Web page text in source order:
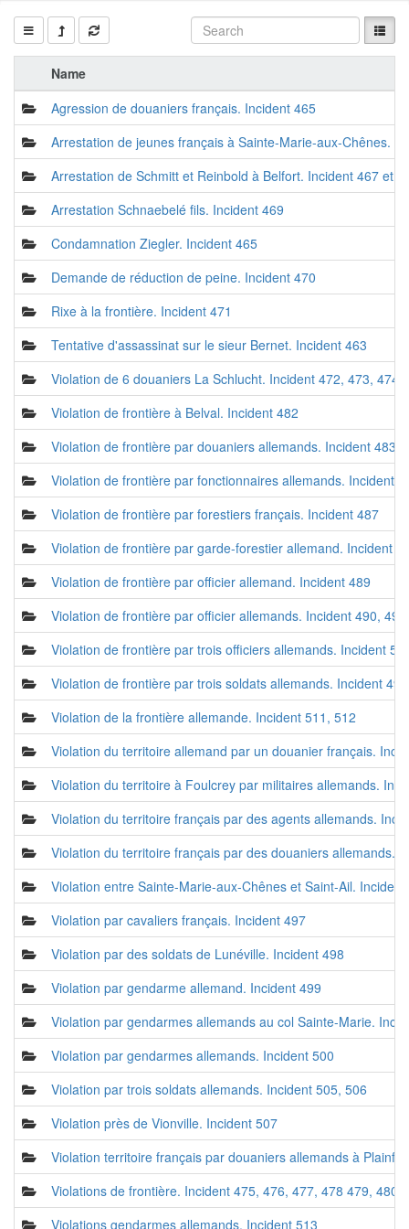
Name
Agression de douaniers français. Incident 465
Arrestation de jeunes français à Sainte-Marie-aux-Chênes.
Arrestation de Schmitt et Reinbold à Belfort. Incident 467 et
Arrestation Schnaebelé fils. Incident 469
Condamnation Ziegler. Incident 465
Demande de réduction de peine. Incident 470
Rixe à la frontière. Incident 471
Tentative d'assassinat sur le sieur Bernet. Incident 463
Violation de 6 douaniers La Schlucht. Incident 472, 473, 474
Violation de frontière à Belval. Incident 482
Violation de frontière par douaniers allemands. Incident 483,
Violation de frontière par fonctionnaires allemands. Incident
Violation de frontière par forestiers français. Incident 487
Violation de frontière par garde-forestier allemand. Incident
Violation de frontière par officier allemand. Incident 489
Violation de frontière par officier allemands. Incident 490,
Violation de frontière par trois officiers allemands. Incident
Violation de frontière par trois soldats allemands. Incident 493
Violation de la frontière allemande. Incident 511, 512
Violation du territoire allemand par un douanier français.
Violation du territoire à Foulcrey par militaires allemands.
Violation du territoire français par des agents allemands.
Violation du territoire français par des douaniers allemands.
Violation entre Sainte-Marie-aux-Chênes et Saint-Ail. Incident
Violation par cavaliers français. Incident 497
Violation par des soldats de Lunéville. Incident 498
Violation par gendarme allemand. Incident 499
Violation par gendarmes allemands au col Sainte-Marie.
Violation par gendarmes allemands. Incident 500
Violation par trois soldats allemands. Incident 505, 506
Violation près de Vionville. Incident 507
Violation territoire français par douaniers allemands à
Violations de frontière. Incident 475, 476, 477, 478 479, 480,
Violations gendarmes allemands. Incident 513